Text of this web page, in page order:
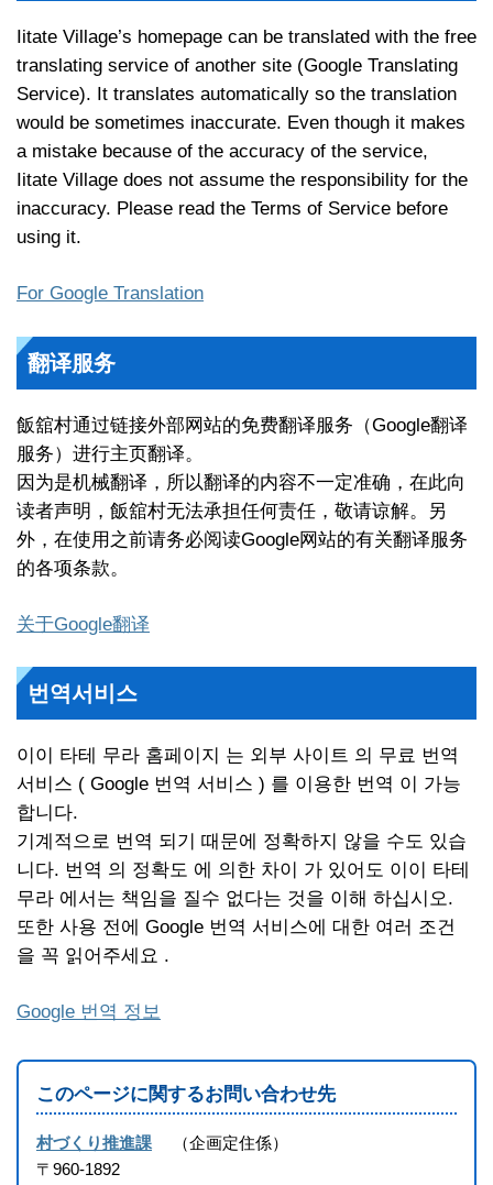
Iitate Village’s homepage can be translated with the free
translating service of another site (Google Translating
Service). It translates automatically so the translation
would be sometimes inaccurate. Even though it makes
a mistake because of the accuracy of the service,
Iitate Village does not assume the responsibility for the
inaccuracy. Please read the Terms of Service before
using it.
For Google Translation
翻译服务
飯舘村通过链接外部网站的免费翻译服务（Google翻译
服务）进行主页翻译。
因为是机械翻译，所以翻译的内容不一定准确，在此向
读者声明，飯舘村无法承担任何责任，敬请谅解。另
外，在使用之前请务必阅读Google网站的有关翻译服务
的各项条款。
关于Google翻译
번역서비스
이이 타테 무라 홈페이지 는 외부 사이트 의 무료 번역
서비스 ( Google 번역 서비스 ) 를 이용한 번역 이 가능
합니다.
기계적으로 번역 되기 때문에 정확하지 않을 수도 있습
니다. 번역 의 정확도 에 의한 차이 가 있어도 이이 타테
무라 에서는 책임을 질수 없다는 것을 이해 하십시오.
또한 사용 전에 Google 번역 서비스에 대한 여러 조건
을 꼭 읽어주세요 .
Google 번역 정보
このページに関するお問い合わせ先
村づくり推進課
企画定住係
〒960-1892